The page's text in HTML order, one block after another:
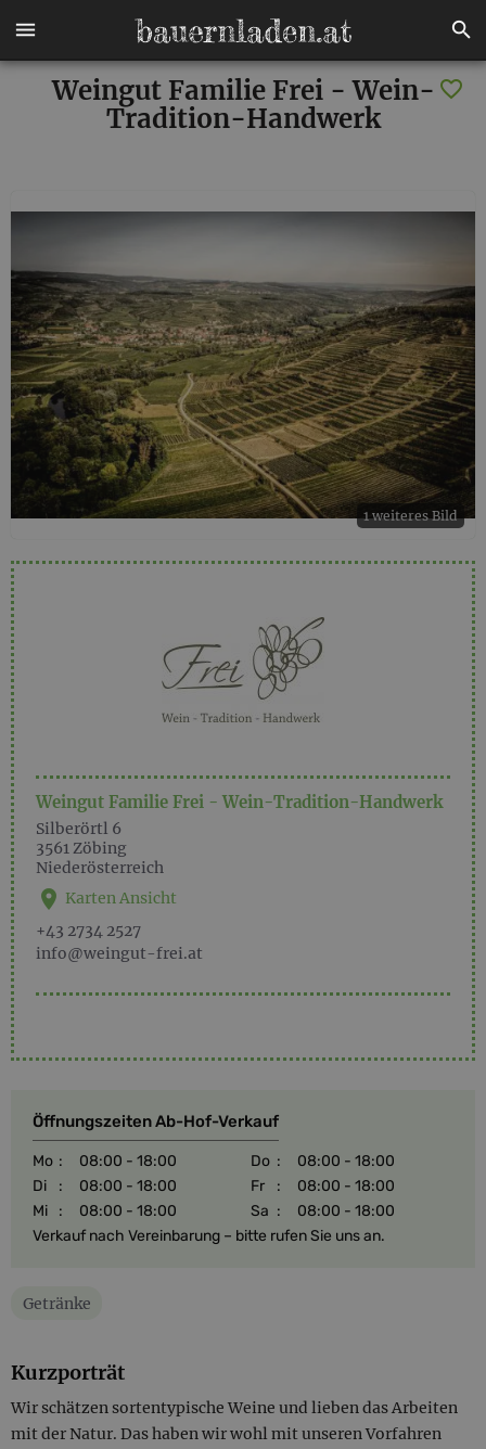
1 weiteres Bild
Weingut Familie Frei - Wein-Tradition-Handwerk
Silberörtl 6
3561Zöbing
Niederösterreich
Karten Ansicht
+43 2734 2527
info@weingut-frei.at
Öffnungszeiten Ab-Hof-Verkauf
Mo :
08:00 - 18:00
Di
:
08:00 - 18:00
Mi
: 08:00 - 18:00
Do :
08:00 - 18:00
Fr
:
08:00 - 18:00
Sa :
08:00 - 18:00
Verkauf nach Vereinbarung – bitte rufen Sie uns an.
Weingut Familie Frei - Wein-
Tradition-Handwerk
Getränke
Kurzporträt
Wir schätzen sortentypische Weine und lieben das Arbeiten
mit der Natur. Das haben wir wohl mit unseren Vorfahren